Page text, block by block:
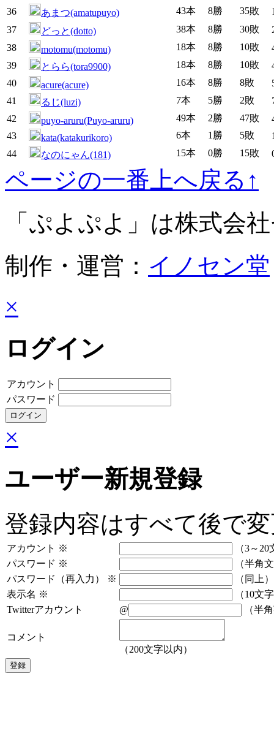
36
あまつ(amatupuyo) 43本 8勝 35敗
37
どっと(dotto) 38本 8勝 30敗
38
motomu(motomu) 18本 8勝 10敗
39
とらら(tora9900) 18本 8勝 10敗
40
acure(acure) 16本 8勝 8敗
41
るじ(luzi) 7本 5勝 2敗
42
puyo-aruru(Puyo-aruru) 49本 2勝 47敗
43
kata(katakurikoro) 6本 1勝 5敗
44
なのにゃん(181) 15本 0勝 15敗
ページの一番上へ戻る↑
「ぷよぷよ」は株式会
制作・運営： イノセン堂
×
ログイン
アカウント
パスワード
×
ユーザー新規登録
登録内容はすべて後で
アカウント ※
（3～
パスワード ※
（半角
パスワード（再入力）
※
（同上）
表示名 ※
（10文
Twitterアカウント
@ （半
コメント
（200文字以内）